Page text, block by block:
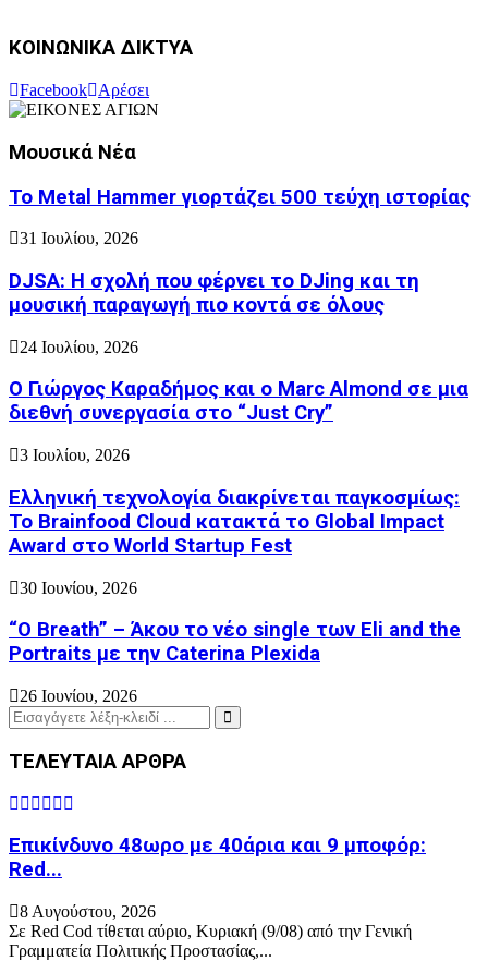
ΚΟΙΝΩΝΙΚΑ ΔΙΚΤΥΑ
Facebook Αρέσει
Μουσικά Νέα
Το Metal Hammer γιορτάζει 500 τεύχη ιστορίας
31 Ιουλίου, 2026
DJSA: Η σχολή που φέρνει το DJing και τη
μουσική παραγωγή πιο κοντά σε όλους
24 Ιουλίου, 2026
Ο Γιώργος Καραδήμος και ο Marc Almond σε μια
διεθνή συνεργασία στο “Just Cry”
3 Ιουλίου, 2026
Ελληνική τεχνολογία διακρίνεται παγκοσμίως:
Το Brainfood Cloud κατακτά το Global Impact
Award στο World Startup Fest
30 Ιουνίου, 2026
“O Breath” – Άκου το νέο single των Eli and the
Portraits με την Caterina Plexida
26 Ιουνίου, 2026
Search
for:
Search
ΤΕΛΕΥΤΑΙΑ ΑΡΘΡΑ
Επικίνδυνο 48ωρο με 40άρια και 9 μποφόρ:
Red...
8 Αυγούστου, 2026
Σε Red Cod τίθεται αύριο, Κυριακή (9/08) από την Γενική
Γραμματεία Πολιτικής Προστασίας,...